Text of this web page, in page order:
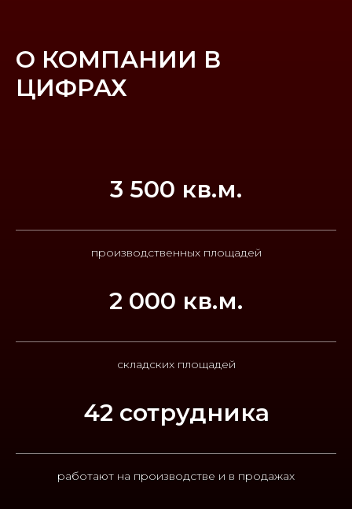
О КОМПАНИИ В
ЦИФРАХ
3 500 кв.м.
производственных площадей
2 000 кв.м.
складских площадей
42 сотрудника
работают на производстве и в продажах